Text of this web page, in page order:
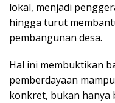
lokal, menjadi
hingga turut
pembangunan desa.
Hal ini membuktikan
pemberdayaan
konkret, bukan hanya